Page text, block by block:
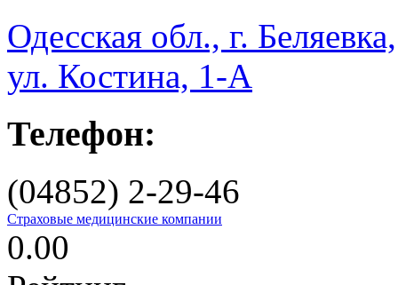
Одесская обл., г. Беляевка,
ул. Костина, 1-А
Телефон:
(04852) 2-29-46
Страховые медицинские компании
0.00